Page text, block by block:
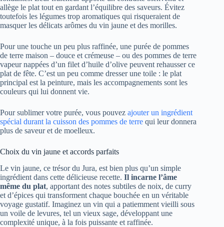
allège le plat tout en gardant l’équilibre des saveurs. Évitez
toutefois les légumes trop aromatiques qui risqueraient de
masquer les délicats arômes du vin jaune et des morilles.
Pour une touche un peu plus raffinée, une purée de pommes
de terre maison – douce et crémeuse – ou des pommes de terre
vapeur nappées d’un filet d’huile d’olive peuvent rehausser ce
plat de fête. C’est un peu comme dresser une toile : le plat
principal est la peinture, mais les accompagnements sont les
couleurs qui lui donnent vie.
Pour sublimer votre purée, vous pouvez ajouter un ingrédient
spécial durant la cuisson des pommes de terre qui leur donnera
plus de saveur et de moelleux.
Choix du vin jaune et accords parfaits
Le vin jaune, ce trésor du Jura, est bien plus qu’un simple
ingrédient dans cette délicieuse recette. Il incarne l’âme
même du plat, apportant des notes subtiles de noix, de curry
et d’épices qui transforment chaque bouchée en un véritable
voyage gustatif. Imaginez un vin qui a patiemment vieilli sous
un voile de levures, tel un vieux sage, développant une
complexité unique, à la fois puissante et raffinée.